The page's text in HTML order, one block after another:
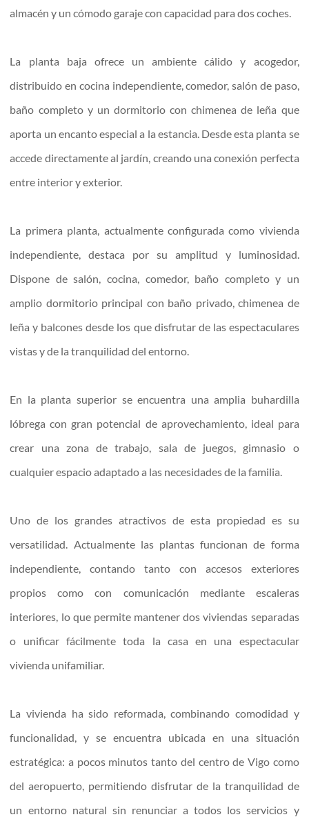
almacén y un cómodo garaje con capacidad para dos coches.
La planta baja ofrece un ambiente cálido y acogedor,
distribuido en cocina independiente, comedor, salón de paso,
baño completo y un dormitorio con chimenea de leña que
aporta un encanto especial a la estancia. Desde esta planta se
accede directamente al jardín, creando una conexión perfecta
entre interior y exterior.
La primera planta, actualmente configurada como vivienda
independiente, destaca por su amplitud y luminosidad.
Dispone de salón, cocina, comedor, baño completo y un
amplio dormitorio principal con baño privado, chimenea de
leña y balcones desde los que disfrutar de las espectaculares
vistas y de la tranquilidad del entorno.
En la planta superior se encuentra una amplia buhardilla
lóbrega con gran potencial de aprovechamiento, ideal para
crear una zona de trabajo, sala de juegos, gimnasio o
cualquier espacio adaptado a las necesidades de la familia.
Uno de los grandes atractivos de esta propiedad es su
versatilidad. Actualmente las plantas funcionan de forma
independiente, contando tanto con accesos exteriores
propios como con comunicación mediante escaleras
interiores, lo que permite mantener dos viviendas separadas
o unificar fácilmente toda la casa en una espectacular
vivienda unifamiliar.
La vivienda ha sido reformada, combinando comodidad y
funcionalidad, y se encuentra ubicada en una situación
estratégica: a pocos minutos tanto del centro de Vigo como
del aeropuerto, permitiendo disfrutar de la tranquilidad de
un entorno natural sin renunciar a todos los servicios y